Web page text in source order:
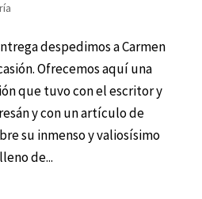
despedimos a Carmen
Ofrecemos aquí una
que tuvo con el escritor y
y con un artículo de
su inmenso y valiosísimo
de...